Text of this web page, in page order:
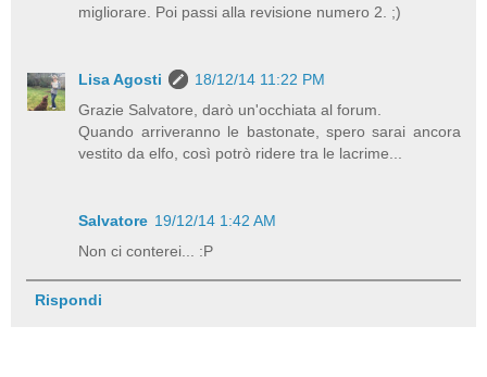
migliorare. Poi passi alla revisione numero 2. ;)
Lisa Agosti
18/12/14 11:22 PM
Grazie Salvatore, darò un'occhiata al forum.
Quando arriveranno le bastonate, spero sarai ancora
vestito da elfo, così potrò ridere tra le lacrime...
Salvatore 19/12/14 1:42 AM
Non ci conterei... :P
Rispondi